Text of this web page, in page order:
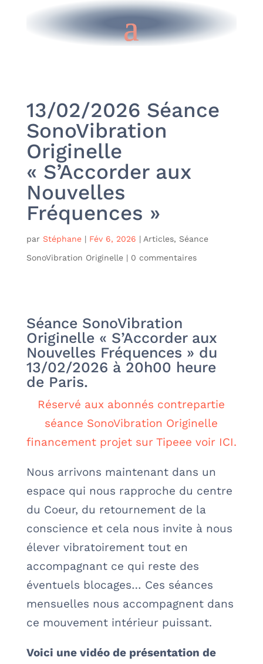
13/02/2026 Séance
SonoVibration
Originelle
« S’Accorder aux
Nouvelles
Fréquences »
par Stéphane| Fév 6, 2026 | Articles, Séance
SonoVibration Originelle| 0 commentaires
Séance SonoVibration
Originelle « S’Accorder aux
Nouvelles Fréquences » du
13/02/2026 à 20h00 heure
de Paris.
Réservé aux abonnés contrepartie
séance SonoVibration Originelle
financement projet sur Tipeee voir ICI.
Nous arrivons maintenant dans un
espace qui nous rapproche du centre
du Coeur, du retournement de la
conscience et cela nous invite à nous
élever vibratoirement tout en
accompagnant ce qui reste des
éventuels blocages… Ces séances
mensuelles nous accompagnent dans
ce mouvement intérieur puissant.
Voici une vidéo de présentation de